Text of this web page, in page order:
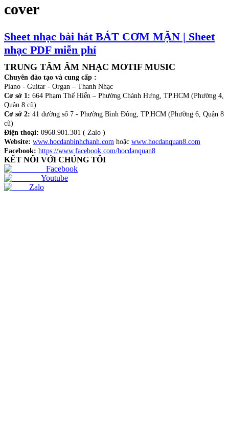
cover
Sheet nhạc bài hát BÁT CƠM MẶN | Sheet
nhạc PDF miễn phí
TRUNG TÂM ÂM NHẠC MOTIF MUSIC
Chuyên đào tạo và cung cấp :
Piano - Guitar - Organ – Thanh Nhạc
Cơ sở 1: 664 Phạm Thế Hiển – Phường Chánh Hưng, TP.HCM (Phường 4,
Quận 8 cũ)
Cơ sở 2: 41 đường số 7 - Phường Bình Đông, TP.HCM (Phường 6, Quận 8
cũ)
Điện thoại: 0968.901.301 ( Zalo )
Website: www.hocdanbinhchanh.com hoặc www.hocdanquan8.com
Facebook: https://www.facebook.com/hocdanquan8
KẾT NỐI VỚI CHÚNG TÔI
Facebook
Youtube
Zalo